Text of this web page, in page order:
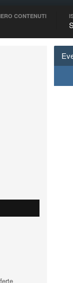
CONTENUTI